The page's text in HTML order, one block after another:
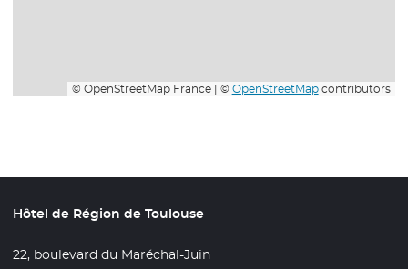
© OpenStreetMap France | © OpenStreetMapcontributors
Hôtel de Région de Toulouse
22, boulevard du Maréchal-Juin